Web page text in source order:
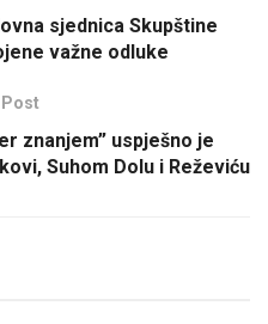
sjednica Skupštine
važne odluke
Post
znanjem” uspješno je
Suhom Dolu i Reževiću